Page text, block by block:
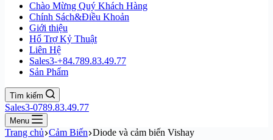
Chào Mừng Quý Khách Hàng
Chính Sách&Điều Khoản
Giới thiệu
Hổ Trợ Kỷ Thuật
Liên Hệ
Sales3-+84.789.83.49.77
Sản Phẩm
Tìm kiếm
Sales3-0789.83.49.77
Menu
Trang chủ Cảm Biến Diode và cảm biến Vishay